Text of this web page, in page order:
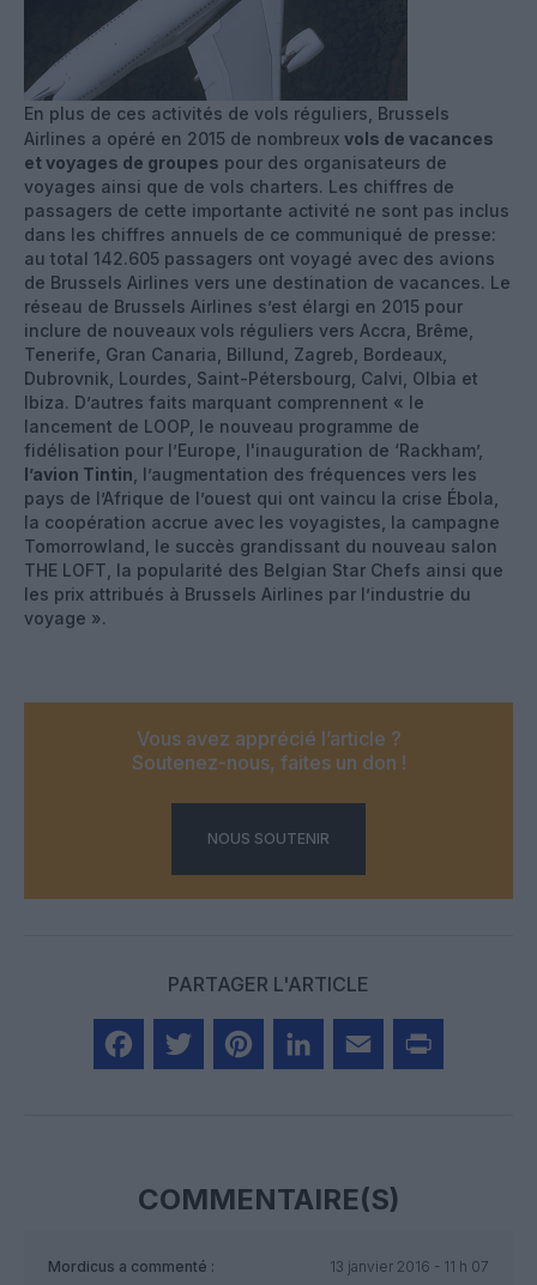
En plus de ces activités de vols réguliers, Brussels
Airlines a opéré en 2015 de nombreux vols de vacances
et voyages de groupes pour des organisateurs de
voyages ainsi que de vols charters. Les chiffres de
passagers de cette importante activité ne sont pas inclus
dans les chiffres annuels de ce communiqué de presse:
au total 142.605 passagers ont voyagé avec des avions
de Brussels Airlines vers une destination de vacances. Le
réseau de Brussels Airlines s’est élargi en 2015 pour
inclure de nouveaux vols réguliers vers Accra, Brême,
Tenerife, Gran Canaria, Billund, Zagreb, Bordeaux,
Dubrovnik, Lourdes, Saint-Pétersbourg, Calvi, Olbia et
Ibiza. D’autres faits marquant comprennent « le
lancement de LOOP, le nouveau programme de
fidélisation pour l’Europe, l'inauguration de ‘Rackham’,
l’avion Tintin , l’augmentation des fréquences vers les
pays de l’Afrique de l’ouest qui ont vaincu la crise Ébola,
la coopération accrue avec les voyagistes, la campagne
Tomorrowland, le succès grandissant du nouveau salon
THE LOFT, la popularité des Belgian Star Chefs ainsi que
les prix attribués à Brussels Airlines par l’industrie du
voyage ».
Vous avez apprécié l’article ?
Soutenez-nous, faites un don !
NOUS SOUTENIR
PARTAGER L'ARTICLE
COMMENTAIRE(S)
Mordicus a commenté :
13 janvier 2016 - 11 h 07